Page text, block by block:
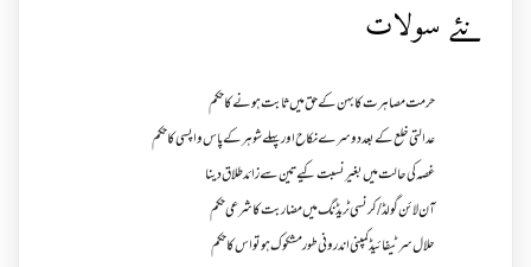
نئے سولات
حرمت مصاہرت کا بہن کے حق میں ثابت ہونے کا حکم
عدالتی خلع کے بعد دوسرے نکاح اور پہلے شوہر کے پاس واپسی کا حکم
غصہ کی حالت میں بغیر نسبت کیے تین سے زائد طلاق دینا
آن لائن گولڈ /کرنسی ٹریڈنگ میں مضاربت کا شرعی حکم
حلال سرٹیفائیڈ کمپنی اندرونی طور مشکوک ہو تو اس کا حکم